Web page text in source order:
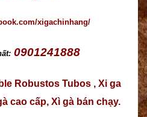
xigachinhang/
0901241888
Robustos Tubos , Xi ga
cao cấp, Xì gà bán chạy.